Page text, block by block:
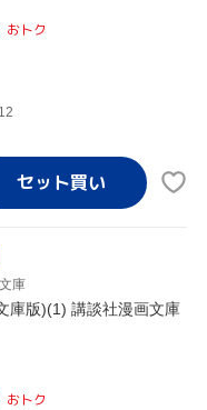
おトク
庫
庫版)(1) 講談社漫画文庫
おトク